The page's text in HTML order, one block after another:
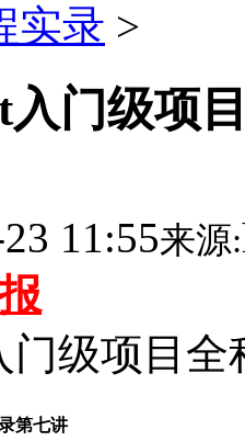
实录 >
门级项
11:55来源:
门级项目
第七讲